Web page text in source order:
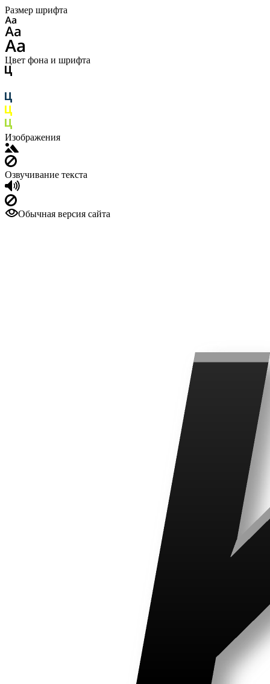
Размер шрифта
Цвет фона и шрифта
Изображения
Озвучивание текста
Обычная версия сайта